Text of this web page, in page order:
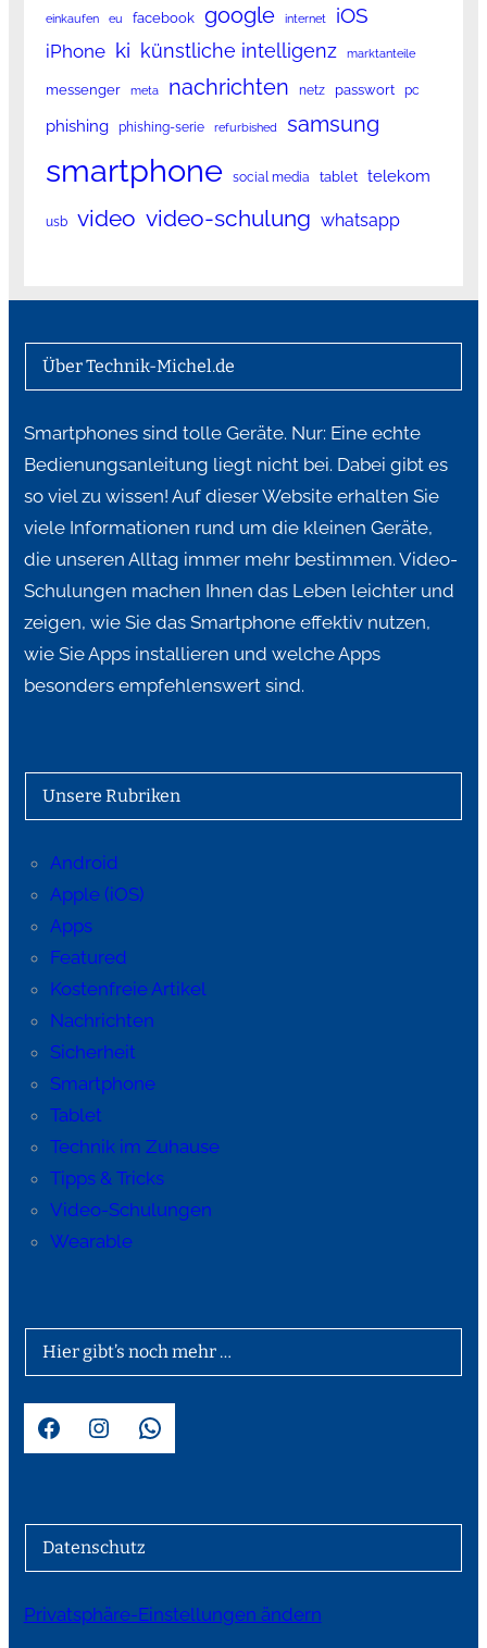
einkaufen eu facebook google internet iOS
iPhone ki künstliche intelligenz marktanteile
messenger meta nachrichten netz passwort pc
phishing phishing-serie refurbished samsung
smartphone social media tablet telekom
usb video video-schulung whatsapp
Über Technik-Michel.de
Smartphones sind tolle Geräte. Nur: Eine echte
Bedienungsanleitung liegt nicht bei. Dabei gibt es
so viel zu wissen! Auf dieser Website erhalten Sie
viele Informationen rund um die kleinen Geräte,
die unseren Alltag immer mehr bestimmen. Video-
Schulungen machen Ihnen das Leben leichter und
zeigen, wie Sie das Smartphone effektiv nutzen,
wie Sie Apps installieren und welche Apps
besonders empfehlenswert sind.
Unsere Rubriken
Android
Apple (iOS)
Apps
Featured
Kostenfreie Artikel
Nachrichten
Sicherheit
Smartphone
Tablet
Technik im Zuhause
Tipps & Tricks
Video-Schulungen
Wearable
Hier gibt’s noch mehr …
Facebook Instagram WhatsApp
Datenschutz
Privatsphäre-Einstellungen ändern